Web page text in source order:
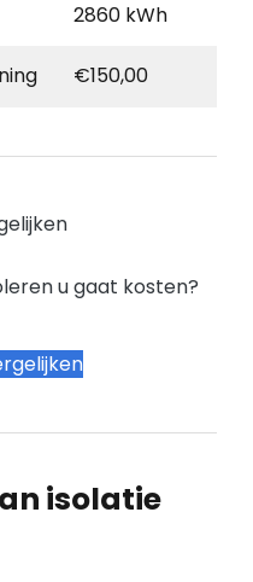
2860 kWh
€150,00
u gaat kosten?
isolatie